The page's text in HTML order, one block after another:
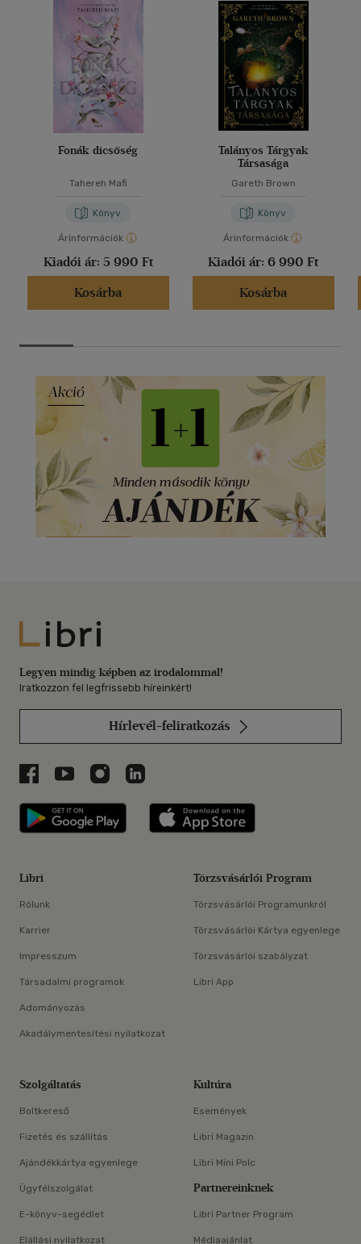
Fonák dicsőség
Tahereh Mafi
Könyv
Árinformációk
Kiadói ár: 5 990 Ft
Kosárba
Talányos Tárgyak
Társasága
Gareth Brown
Könyv
Árinformációk
Kiadói ár: 6 990 Ft
Kosárba
Libri
Legyen mindig képben az irodalommal!
Iratkozzon fel legfrissebb híreinkért!
Hírlevél-feliratkozás
Libri a Facebookon
Libri a Youtube-on
Libri az Instagramon
Libri a LinkedInen
Libri applikáció Szerezd meg: Google
Libri
Rólunk
Karrier
Impresszum
Társadalmi programok
Adományozás
Akadálymentesítési nyilatkozat
Törzsvásárlói Program
Törzsvásárlói Programunkról
Törzsvásárlói Kártya egyenlege
Törzsvásárlói szabályzat
Libri App
Szolgáltatás
Boltkereső
Fizetés és szállítás
Ajándékkártya egyenlege
Ügyfélszolgálat
E-könyv-segédlet
Elállási nyilatkozat
Kultúra
Események
Libri Magazin
Libri Mini Polc
Partnereinknek
Libri Partner Program
Médiaajánlat